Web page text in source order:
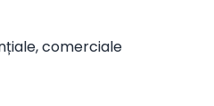
comerciale